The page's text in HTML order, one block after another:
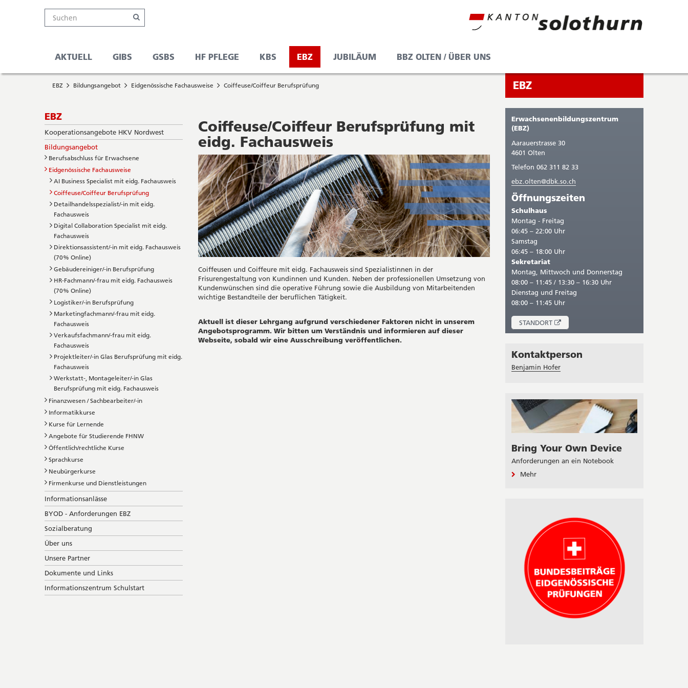
Kanton
Solothurn
Suche
Online-
Schalter
Navigation
Suche
Hauptnavigation
AKTUELL GIBS GSBS HF PFLEGE KBS EBZ JUBILÄUM BBZ OLTEN / ÜBER UNS
Service-
Navigation
Sie
befinden
EBZ Bildungsangebot Eidgenössische Fachausweise Coiffeuse/Coiffeur Berufsprüfung
Subnavigation
EBZ
Kooperationsangebote HKV Nordwest
Bildungsangebot
Berufsabschluss für Erwachsene
Eidgenössische Fachausweise
AI Business Specialist mit eidg. Fachausweis
Coiffeuse/Coiffeur Berufsprüfung
Detailhandelsspezialist/-in mit eidg.
Fachausweis
Digital Collaboration Specialist mit eidg.
Fachausweis
Direktionsassistent/-in mit eidg. Fachausweis
(70% Online)
Gebäudereiniger/-in Berufsprüfung
HR-Fachmann/-frau mit eidg. Fachausweis
(70% Online)
Logistiker/-in Berufsprüfung
Marketingfachmann/-frau mit eidg.
Fachausweis
Verkaufsfachmann/-frau mit eidg.
Fachausweis
Projektleiter/-in Glas Berufsprüfung mit eidg.
Fachausweis
Werkstatt-, Montageleiter/-in Glas
Berufsprüfung mit eidg. Fachausweis
Finanzwesen / Sachbearbeiter/-in
Informatikkurse
Kurse für Lernende
Angebote für Studierende FHNW
Öffentlich/rechtliche Kurse
Sprachkurse
Neubürgerkurse
Firmenkurse und Dienstleistungen
Informationsanlässe
BYOD - Anforderungen EBZ
Sozialberatung
Über uns
Unsere Partner
Dokumente und Links
Informationszentrum Schulstart
Coiffeuse/Coiffeur Berufsprüfung mit
eidg. Fachausweis
Coiffeusen und Coiffeure mit eidg. Fachausweis sind Spezialistinnen in der
Frisurengestaltung von Kundinnen und Kunden. Neben der professionellen Umsetzung von
Kundenwünschen sind die operative Führung sowie die Ausbildung von Mitarbeitenden
wichtige Bestandteile der beruflichen Tätigkeit.
Aktuell ist dieser Lehrgang aufgrund verschiedener Faktoren nicht in unserem
Angebotsprogramm. Wir bitten um Verständnis und informieren auf dieser
Webseite, sobald wir eine Ausschreibung veröffentlichen.
Sie
befinden
sich
gerade
in:
EBZ
Seitenleiste
Erwachsenenbildungszentrum
(EBZ)
Aarauerstrasse 30
4601 Olten
Telefon 062 311 82 33
ebz.olten@dbk.so.ch
Öffnungszeiten
Schulhaus
Montag - Freitag
06:45 – 22:00 Uhr
Samstag
06:45 – 18:00 Uhr
Sekretariat
Montag, Mittwoch und Donnerstag
08:00 – 11:45 / 13:30 – 16:30 Uhr
Dienstag und Freitag
08:00 – 11:45 Uhr
STANDORT
ÖFFNET
IN
Kontaktperson
Benjamin Hofer
Bring Your Own Device
Anforderungen an ein Notebook
Mehr